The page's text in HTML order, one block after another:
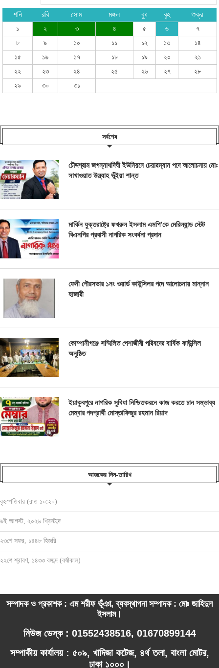
শনি রবি সোম মঙ্গল বুধ বৃহ শুক্র
১ ২ ৩ ৪ ৫ ৬
৭
৮
৯ ১০ ১১ ১২ ১৩
১৪
১৫
১৬ ১৭ ১৮ ১৯ ২০
২১
২২
২৩ ২৪ ২৫ ২৬ ২৭
২৮
২৯
৩০ ৩১
সর্বশেষ
চৌদ্দগ্রাম জগন্নাথদিঘী ইউনিয়নে চেয়ারম্যান পদে আলোচনায় মোঃ
সাখাওয়াত উল্ল্যাহ ভূঁইয়া শান্ত
মার্কিন যুক্তরাষ্ট্রে ফখরুল ইসলাম এমপি’কে মেরিল্যান্ড স্টেট
বিএনপির প্রবাসী নাগরিক সংবর্ধনা প্রদান
ফেনী পৌরসভার ১নং ওয়ার্ড কাউন্সিলর পদে আলোচনায় মান্নান
হাজারী
কোম্পানীগঞ্জে সম্মিলিত পেশাজীবী পরিষদের বার্ষিক কাউন্সিল
অনুষ্ঠিত
ইয়াকুবপুরে নাগরিক সুবিধা নিশ্চিতকরনে কাজ করতে চান সম্ভাব্য
মেম্বার পদপ্রার্থী মোস্তাফিজুর রহমান রিয়াদ
আজকের দিন-তারিখ
বৃহস্পতিবার (রাত ১০:২০)
৬ই আগস্ট, ২০২৬ খ্রিস্টাব্দ
২৩শে সফর, ১৪৪৮ হিজরি
২২শে শ্রাবণ, ১৪৩৩ বঙ্গাব্দ (বর্ষাকাল)
সম্পাদক ও প্রকাশক : এম শরীফ ভূঁঞা, ব্যবস্থাপনা সম্পাদক : মোঃ জাহিদুল
ইসলাম।
নিউজ ডেস্ক : 01552438516, 01670899144
সম্পাকীয় কার্যালয় : ৫০৯, খাদিজা কটেজ, ৪র্থ তলা, বাংলা মোটর,
ঢাকা ১০০০।